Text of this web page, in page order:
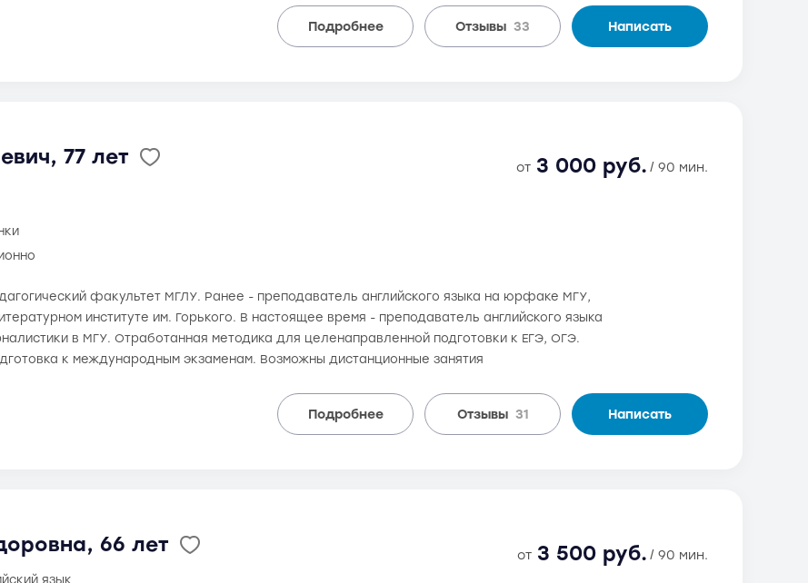
Подробнее Отзывы 33 Написать
77 лет от 3 000 руб. / 90 мин.
факультет МГЛУ. Ранее - преподаватель английского языка на юрфаке МГУ,
институте им. Горького. В настоящее время - преподаватель английского языка
в МГУ. Отработанная методика для целенаправленной подготовки к ЕГЭ, ОГЭ.
к международным экзаменам. Возможны дистанционные занятия
Подробнее Отзывы 31 Написать
66 лет от 3 500 руб. / 90 мин.
язык